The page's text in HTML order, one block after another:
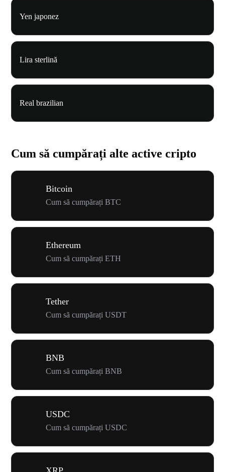
Yen japonez
Lira sterlină
Real brazilian
Cum să cumpărați alte active cripto
Bitcoin
Cum să cumpărați BTC
Ethereum
Cum să cumpărați ETH
Tether
Cum să cumpărați USDT
BNB
Cum să cumpărați BNB
USDC
Cum să cumpărați USDC